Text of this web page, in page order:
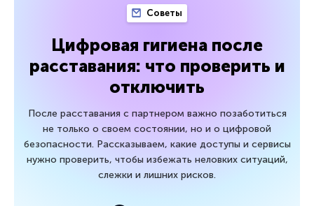
Советы
Цифровая гигиена после
расставания: что проверить и
отключить
После расставания с партнером важно позаботиться
не только о своем состоянии, но и о цифровой
безопасности. Рассказываем, какие доступы и сервисы
нужно проверить, чтобы избежать неловких ситуаций,
слежки и лишних рисков.